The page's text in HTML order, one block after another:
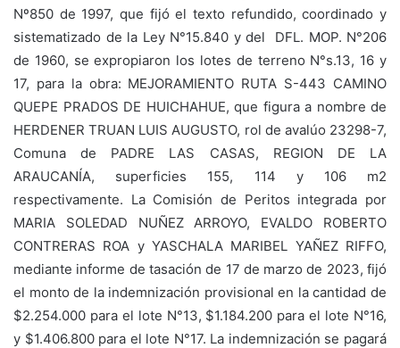
Nº850 de 1997, que fijó el texto refundido, coordinado y
sistematizado de la Ley N°15.840 y del DFL. MOP. N°206
de 1960, se expropiaron los lotes de terreno N°s.13, 16 y
17, para la obra: MEJORAMIENTO RUTA S-443 CAMINO
QUEPE PRADOS DE HUICHAHUE, que figura a nombre de
HERDENER TRUAN LUIS AUGUSTO, rol de avalúo 23298-7,
Comuna de PADRE LAS CASAS, REGION DE LA
ARAUCANÍA, superficies 155, 114 y 106 m2
respectivamente. La Comisión de Peritos integrada por
MARIA SOLEDAD NUÑEZ ARROYO, EVALDO ROBERTO
CONTRERAS ROA y YASCHALA MARIBEL YAÑEZ RIFFO,
mediante informe de tasación de 17 de marzo de 2023, fijó
el monto de la indemnización provisional en la cantidad de
$2.254.000 para el lote N°13, $1.184.200 para el lote N°16,
y $1.406.800 para el lote N°17. La indemnización se pagará